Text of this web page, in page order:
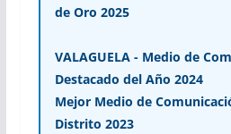
de Oro 2025
VALAGUELA - Medio de
Destacado del Año 2024
Mejor Medio de
Distrito 2023